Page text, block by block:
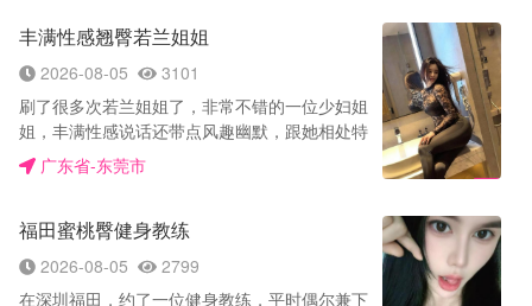
口活，太爽了。天津真没有，这个项目我是在十
五年前出差东莞，做过的，莞式服务中有。 洗完
后正常服务，先是背面，全身漫游。重点是毒
龙。舌头真是往屁眼儿里顶呀。因为在屁眼上抹
了一点润滑油，所以顶得特别舒服。 翻过来做口
活，妹子的冰火很特别。这种冰火我是在广州做
也是第一次体验这么深的， 感觉火候差不多，带
上小雨伞。妹子直接坐上来先干我。边干我，我
就边摸着她的奶子，奶子不大不小一个手刚好能
抓住非常有手感。仔细看一下，还是蝴蝶逼，水
候身体贴得很紧。洗完澡回到床上，我把她压在
身下又亲又摸。她身材摸起来很软很有肉感，摸
久了下面已经明显湿了，水很多。我让她转过来
69，她配合得很好，口技顶尖，在认真努力地服
务，舌头也会主动舔弄，没有敷衍。玩了一会儿
前戏后，我戴上套子从正面进入。她下面又湿又
势，她都积极配合，尤其是后入的时候翘臀晃动
特别带感。 结束后洗澡，她还陪我聊了会儿天，
性格温和不急躁，情绪价值拉满。整个过程下来
丰满性感翘臀若兰姐姐
2026-08-05
3101
刷了很多次若兰姐姐了，非常不错的一位少妇姐
姐，丰满性感说话还带点风趣幽默，跟她相处特
别轻松，开始是tg上面看见的，起初看见拍的后
人小视频，那丰满性感的翘臀马上就吸引了我眼
楼，见到本人，跟照片区别不大吧，可能唯一就
是皮肤没照片那么白皙嫩，不过成熟丰满的胸跟
翘臀特别养眼，立马给米，然后姐姐帮我拿水拿
广东省-东莞市
福田蜜桃臀健身教练
2026-08-05
2799
在深圳福田，约了一位健身教练，平时偶尔兼下